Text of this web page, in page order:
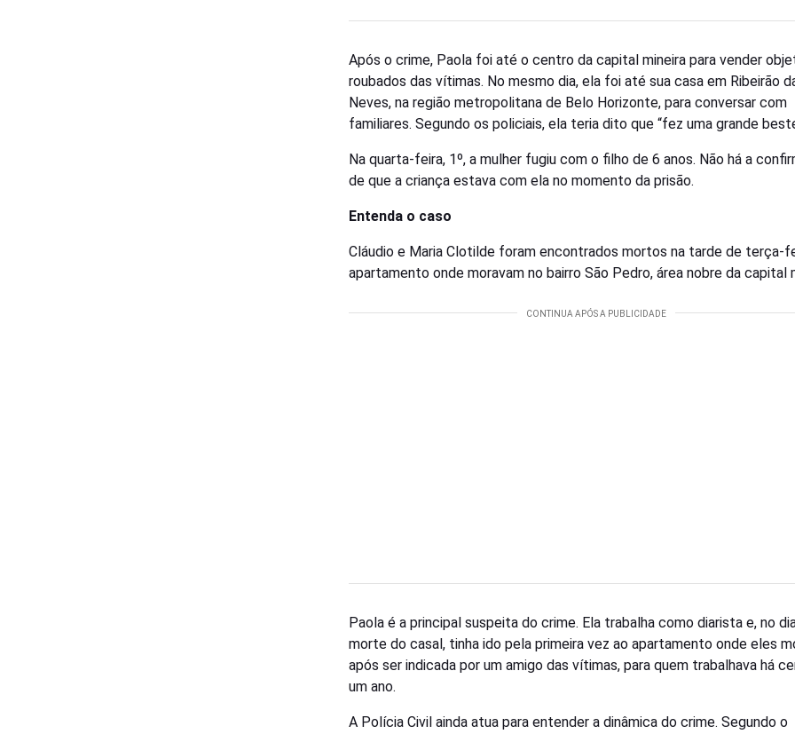
Após o crime, Paola foi até o centro da capital mineira para vender
roubados das vítimas. No mesmo dia, ela foi até sua casa em Ribeirão
Neves, na região metropolitana de Belo Horizonte, para conversar com
familiares. Segundo os policiais, ela teria dito que “fez uma grande
Na quarta-feira, 1º, a mulher fugiu com o filho de 6 anos. Não há a
de que a criança estava com ela no momento da prisão.
Entenda o caso
Cláudio e Maria Clotilde foram encontrados mortos na tarde de terça-
apartamento onde moravam no bairro São Pedro, área nobre da capital
Paola é a principal suspeita do crime. Ela trabalha como diarista e, no
morte do casal, tinha ido pela primeira vez ao apartamento onde eles
após ser indicada por um amigo das vítimas, para quem trabalhava há
um ano.
A Polícia Civil ainda atua para entender a dinâmica do crime. Segundo o